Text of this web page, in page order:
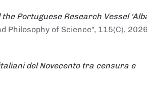
Portuguese Research Vessel
Philosophy of Science", 115(C),
del Novecento tra censura e